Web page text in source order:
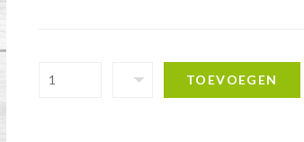
TOEVOEGEN